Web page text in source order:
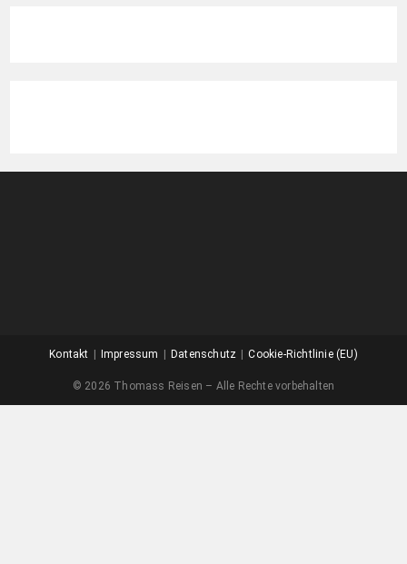
Kontakt Impressum Datenschutz Cookie-Richtlinie (EU)
© 2026 Thomass Reisen – Alle Rechte vorbehalten